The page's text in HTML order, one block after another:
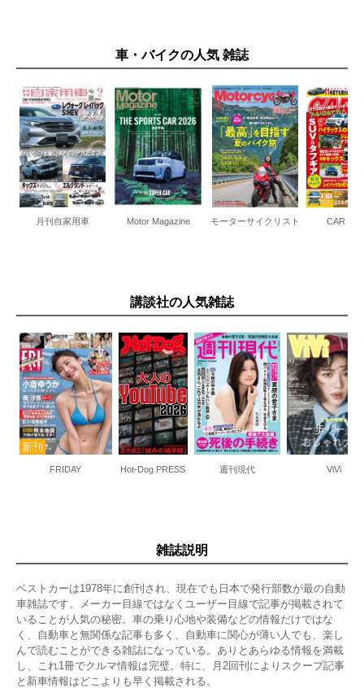
車・バイクの人気 雑誌
月刊自家用車 Motor Magazine モーターサイクリスト CARト
講談社の人気雑誌
FRIDAY Hot-Dog PRESS 週刊現代 ViVi
雑誌説明
ベストカーは1978年に創刊され、現在でも日本で発行部数が最の自動
車雑誌です。メーカー目線ではなくユーザー目線で記事が掲載されて
いることが人気の秘密。車の乗り心地や装備などの情報だけではな
く、自動車と無関係な記事も多く、自動車に関心が薄い人でも、楽し
んで読むことができる雑誌になっている。ありとあらゆる情報を満載
し、これ1冊でクルマ情報は完璧。特に、月2回刊によりスクープ記事
と新車情報はどこよりも早く掲載される。